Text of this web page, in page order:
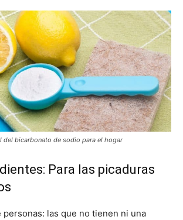
del bicarbonato de sodio para el hogar
Para las picaduras
personas: las que no tienen ni una